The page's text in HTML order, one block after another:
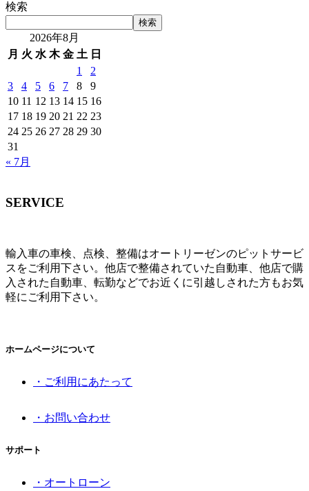
検索
検索
2026年8月
月 火 水 木 金 土 日
1
2
3
4 5 6 7 8
9
10 11 12 13 14 15 16
17 18 19 20 21 22 23
24 25 26 27 28 29 30
31
« 7月
SERVICE
輸入車の車検、点検、整備はオートリーゼンのピットサービ
スをご利用下さい。他店で整備されていた自動車、他店で購
入された自動車、転勤などでお近くに引越しされた方もお気
軽にご利用下さい。
ホームページについて
・ご利用にあたって
・お問い合わせ
サポート
・オートローン